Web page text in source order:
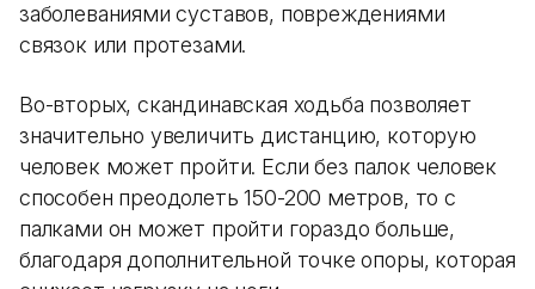
заболеваниями суставов, повреждениями
связок или протезами.
Во-вторых, скандинавская ходьба позволяет
значительно увеличить дистанцию, которую
человек может пройти. Если без палок человек
способен преодолеть 150-200 метров, то с
палками он может пройти гораздо больше,
благодаря дополнительной точке опоры, которая